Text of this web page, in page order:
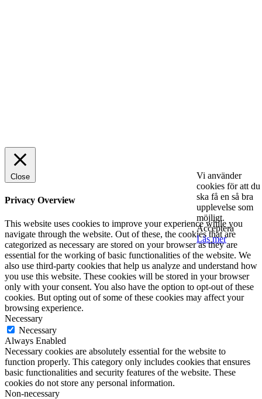
Vi använder
cookies för att du
ska få en så bra
upplevelse som
möjligt.
Acceptera
Läs mer
Close
Privacy Overview
This website uses cookies to improve your experience while you
navigate through the website. Out of these, the cookies that are
categorized as necessary are stored on your browser as they are
essential for the working of basic functionalities of the website. We
also use third-party cookies that help us analyze and understand how
you use this website. These cookies will be stored in your browser
only with your consent. You also have the option to opt-out of these
cookies. But opting out of some of these cookies may affect your
browsing experience.
Necessary
Necessary
Always Enabled
Necessary cookies are absolutely essential for the website to
function properly. This category only includes cookies that ensures
basic functionalities and security features of the website. These
cookies do not store any personal information.
Non-necessary